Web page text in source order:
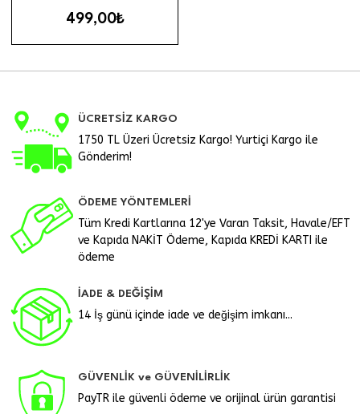
499,00₺
ÜCRETSİZ KARGO
1750 TL Üzeri Ücretsiz Kargo! Yurtiçi Kargo ile
Gönderim!
ÖDEME YÖNTEMLERİ
Tüm Kredi Kartlarına 12'ye Varan Taksit, Havale/EFT
ve Kapıda NAKİT Ödeme, Kapıda KREDİ KARTI ile
ödeme
İADE & DEĞİŞİM
14 İş günü içinde iade ve değişim imkanı...
GÜVENLİK ve GÜVENİLİRLİK
PayTR ile güvenli ödeme ve orijinal ürün garantisi